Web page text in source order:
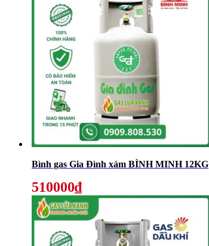
Bình gas Gia Đình xám BÌNH MINH 12KG
510000₫